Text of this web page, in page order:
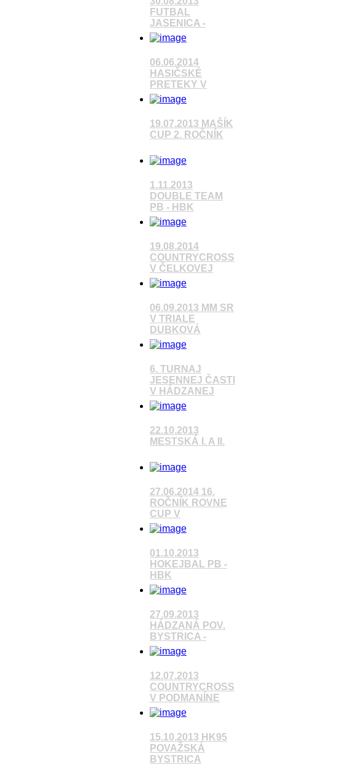
FUTBAL
JASENICA -
06.06.2014
HASIČSKÉ
PRETEKY V
19.07.2013 MAŠÍK
CUP 2. ROČNÍK
Pozrieť video
1.11.2013
DOUBLE TEAM
PB - HBK
19.08.2014
COUNTRYCROSS
V ČELKOVEJ
06.09.2013 MM SR
V TRIALE
DUBKOVÁ
6. TURNAJ
JESENNEJ ČASTI
V HÁDZANEJ
22.10.2013
MESTSKÁ I. A II.
Pozrieť video
27.06.2014 16.
ROČNÍK ROVNE
CUP V
01.10.2013
HOKEJBAL PB -
HBK
27.09.2013
HÁDZANÁ POV.
BYSTRICA -
12.07.2013
COUNTRYCROSS
V PODMANÍNE
Pozrieť video
15.10.2013 HK95
POVAŽSKÁ
BYSTRICA